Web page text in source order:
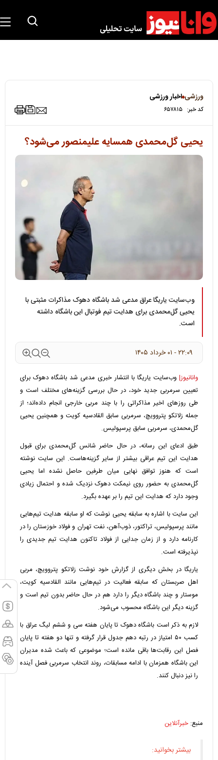
ورزشی اخبار ورزشی
کد خبر: ۶۵۷۸۱۵
یحیی گل‌محمدی همسایه علیمنصور می‌شود؟
وب‌سایت یاریگا عراق مدعی شد باشگاه دهوک مذاکرات مثبتی با
یحیی گل‌محمدی برای هدایت تیم فوتبال این باشگاه داشته
است.
۲۲:۰۹ - ۰۱ خرداد ۱۴۰۵
وانانیوز| وب‌سایت یاریگا با انتشار خبری مدعی شد باشگاه دهوک برای
تعیین سرمربی جدید خود، در حال بررسی گزینه‌های مختلف است و
طی روزهای اخیر مذاکراتی را با چند مربی خارجی انجام داده‌اند؛ از
جمله زلاتکو پتروویچ، سرمربی سابق القادسیه کویت و همچنین یحیی
گل‌محمدی، سرمربی سابق پرسپولیس.
طبق ادعای این رسانه، در حال حاضر شانس گل‌محمدی برای قبول
هدایت این تیم عراقی بیشتر از سایر گزینه‌هاست. این سایت نوشته
است که هنوز توافق نهایی میان طرفین حاصل نشده اما یحیی
گل‌محمدی به حضور روی نیمکت دهوک نزدیک‌ شده و احتمال زیادی
وجود دارد که هدایت این تیم را بر عهده بگیرد.
این سایت با اشاره به سابقه یحیی نوشت که او سابقه هدایت تیم‌هایی
مانند پرسپولیس، تراکتور، ذوب‌آهن، نفت تهران و فولاد خوزستان را در
کارنامه دارد و از زمان جدایی از فولاد تاکنون هدایت تیم جدیدی را
نپذیرفته است.
یاریگا در بخش دیگری از گزارش خود نوشت زلاتکو پتروویچ، مربی
اهل صربستان که سابقه فعالیت در تیم‌هایی مانند القادسیه کویت،
موستار و چند باشگاه دیگر را دارد هم در حال حاضر بدون تیم است و
گزینه دیگر این باشگاه محسوب می‌شود.
لازم به ذکر است باشگاه دهوک تا پایان هفته سی‌ و ششم لیگ عراق با
کسب ۵۰ امتیاز در رتبه دهم جدول قرار گرفته و تنها دو هفته تا پایان
فصل این رقابت‌ها باقی مانده است؛ موضوعی که باعث شده مدیران
این باشگاه همزمان با ادامه مسابقات، روند انتخاب سرمربی فصل آینده
را نیز دنبال کنند.
منبع: خبرآنلاین
بیشتر بخوانید: